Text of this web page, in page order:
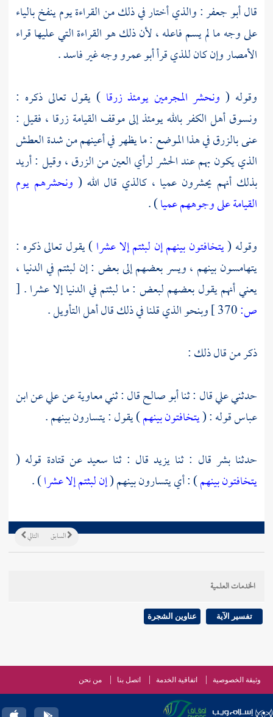
قالأبو جعفر: والذي أختار في ذلك من القراءة يوم ينفخ بالياء
على وجه ما لم يسم فاعله ، لأن ذلك هو القراءة التي عليها قراء
الأمصار وإن كان للذي قرأأبو عمرووجه غير فاسد .
وقوله ( ونحشر المجرمين يومئذ زرقا) يقول تعالى ذكره :
ونسوق أهل الكفر بالله يومئذ إلى موقف القيامة زرقا ، فقيل :
عنى بالزرق في هذا الموضع : ما يظهر في أعينهم من شدة العطش
الذي يكون بهم عند الحشر لرأي العين من الزرق ، وقيل : أريد
بذلك أنهم يحشرون عميا ، كالذي قال الله ( ونحشرهم يوم
القيامة على وجوههم عميا) .
وقوله (يتخافتون بينهم إن لبثتم إلا عشرا) يقول تعالى ذكره :
يتهامسون بينهم ، ويسر بعضهم إلى بعض : إن لبثتم في الدنيا ،
يعني أنهم يقول بعضهم لبعض : ما لبثتم في الدنيا إلا عشرا . [
ص:
وبنحو الذي قلنا في ذلك قال أهل التأويل .
ذكر من قال ذلك :
حدثنيعليقال : ثناأبو صالحقال : ثنيمعاويةعنعليعنابن
عباسقوله : (يتخافتون بينهم) يقول : يتسارون بينهم .
حدثنابشر قال : ثنا يزيد قال : ثنا سعيدعن قتادة قوله (
يتخافتون بينهم) : أي يتسارون بينهم (إن لبثتم إلا عشرا) .
التالي السابق
الخدمات العلمية
تفسير الآية عناوين الشجرة
وثيقة الخصوصية اتفاقية الخدمة اتصل بنا من نحن